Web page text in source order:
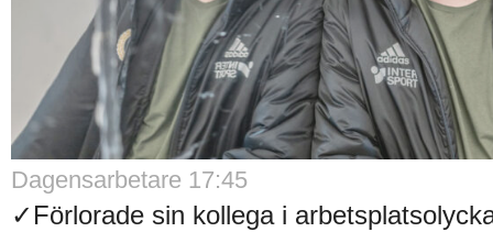
Dagensarbetare 17:45
✓Förlorade sin kollega i